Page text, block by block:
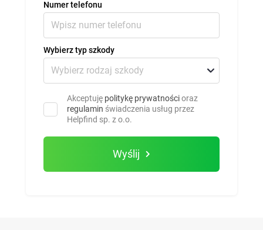
Numer telefonu
Wybierz typ szkody
Akceptuję politykę prywatnościoraz
regulamin świadczenia usług przez
Helpfind sp. z o.o.
Wyślij